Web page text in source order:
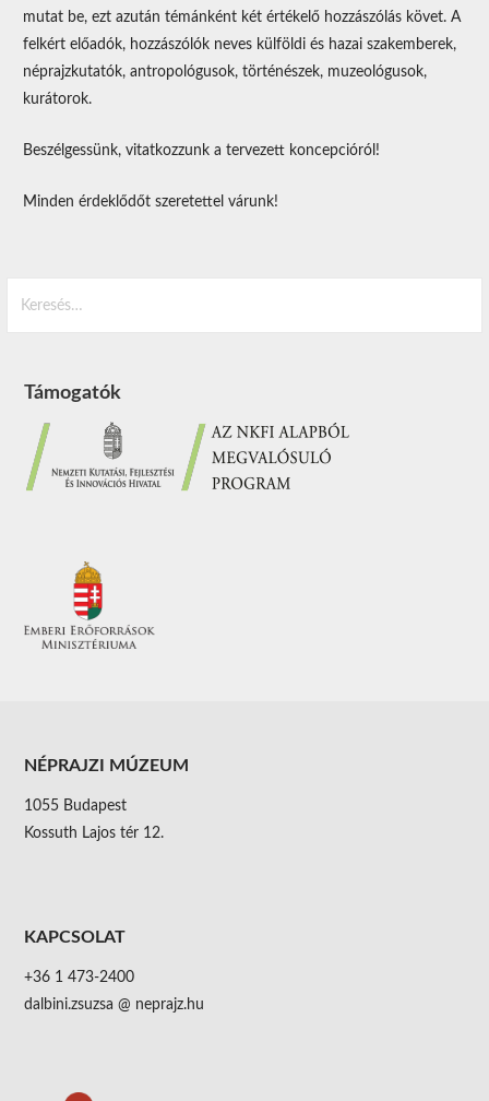
mutat be, ezt azután témánként két értékelő hozzászólás követ. A
felkért előadók, hozzászólók neves külföldi és hazai szakemberek,
néprajzkutatók, antropológusok, történészek, muzeológusok,
kurátorok.
Beszélgessünk, vitatkozzunk a tervezett koncepcióról!
Minden érdeklődőt szeretettel várunk!
Támogatók
NÉPRAJZI MÚZEUM
1055 Budapest
Kossuth Lajos tér 12.
KAPCSOLAT
+36 1 473-2400
dalbini.zsuzsa @ neprajz.hu